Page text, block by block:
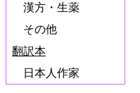
漢方・生薬
その他
翻訳本
日本人作家